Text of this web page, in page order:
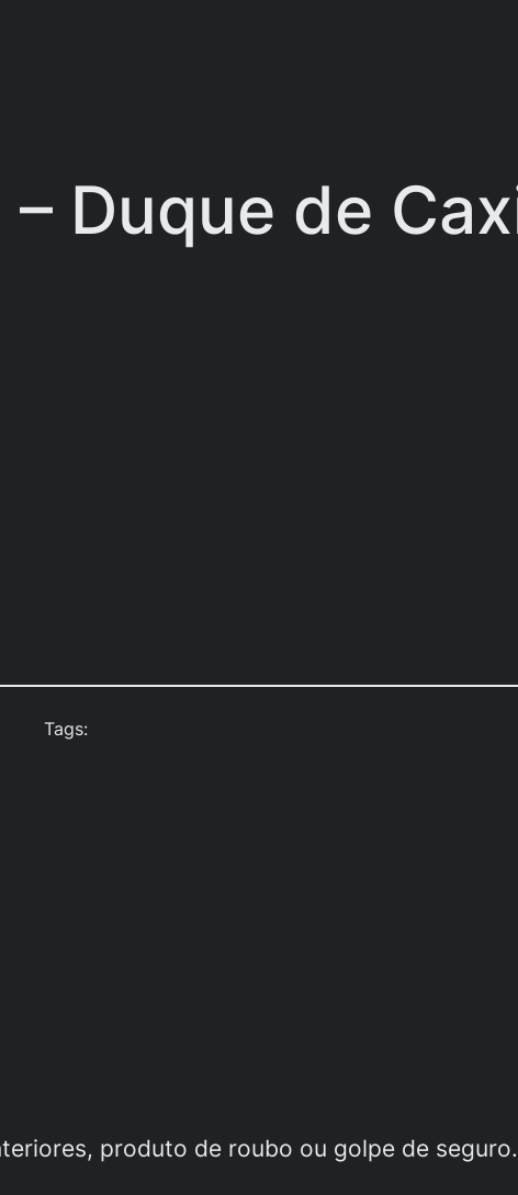
Duque de
Tags:
produto de roubo ou golpe de